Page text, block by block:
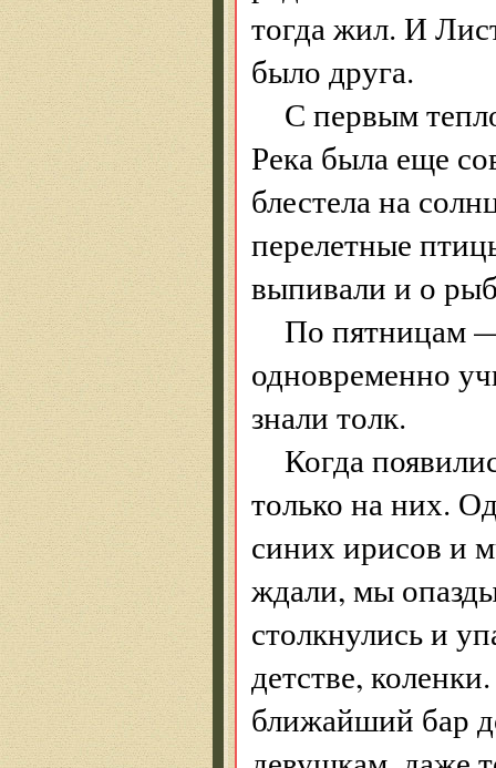
тогда жил. И
было друга.
С первым
Река была еще
блестела на
перелетные
выпивали и о
По пятницам
одновременно
знали толк.
Когда
только на них.
синих ирисов и
ждали, мы
столкнулись и
детстве,
ближайший бар